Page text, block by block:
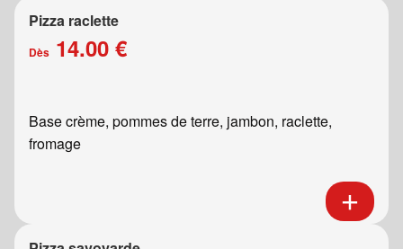
Pizza raclette
Dès 14.00 €
Base crème, pommes de terre, jambon, raclette,
fromage